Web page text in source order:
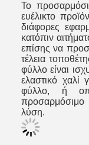
Το
ευέλικτο
διάφορες
κατόπιν
επίσης να
τέλεια
φύλλο είναι
ελαστικό χαλί
φύλλο, ή
προσαρμόσιμο
λύση.